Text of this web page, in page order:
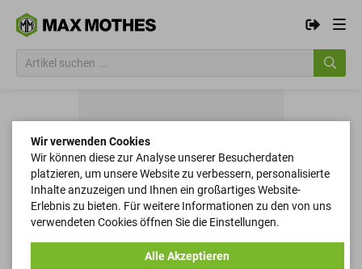
Wir verwenden Cookies
Wir können diese zur Analyse unserer Besucherdaten
platzieren, um unsere Website zu verbessern, personalisierte
Inhalte anzuzeigen und Ihnen ein großartiges Website-
Erlebnis zu bieten. Für weitere Informationen zu den von uns
verwendeten Cookies öffnen Sie die Einstellungen.
Alle Akzeptieren